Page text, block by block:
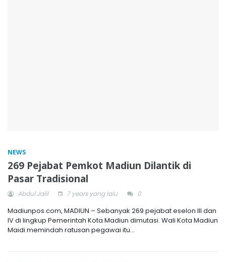
NEWS
269 Pejabat Pemkot Madiun Dilantik di
Pasar Tradisional
Abdul Jalil 7 years yang lalu 0
Madiunpos.com, MADIUN – Sebanyak 269 pejabat eselon III dan
IV di lingkup Pemerintah Kota Madiun dimutasi. Wali Kota Madiun
Maidi memindah ratusan pegawai itu...